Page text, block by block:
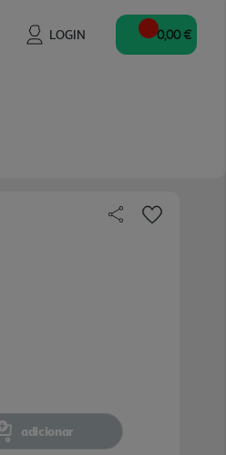
LOGIN 0,00 €
adicionar